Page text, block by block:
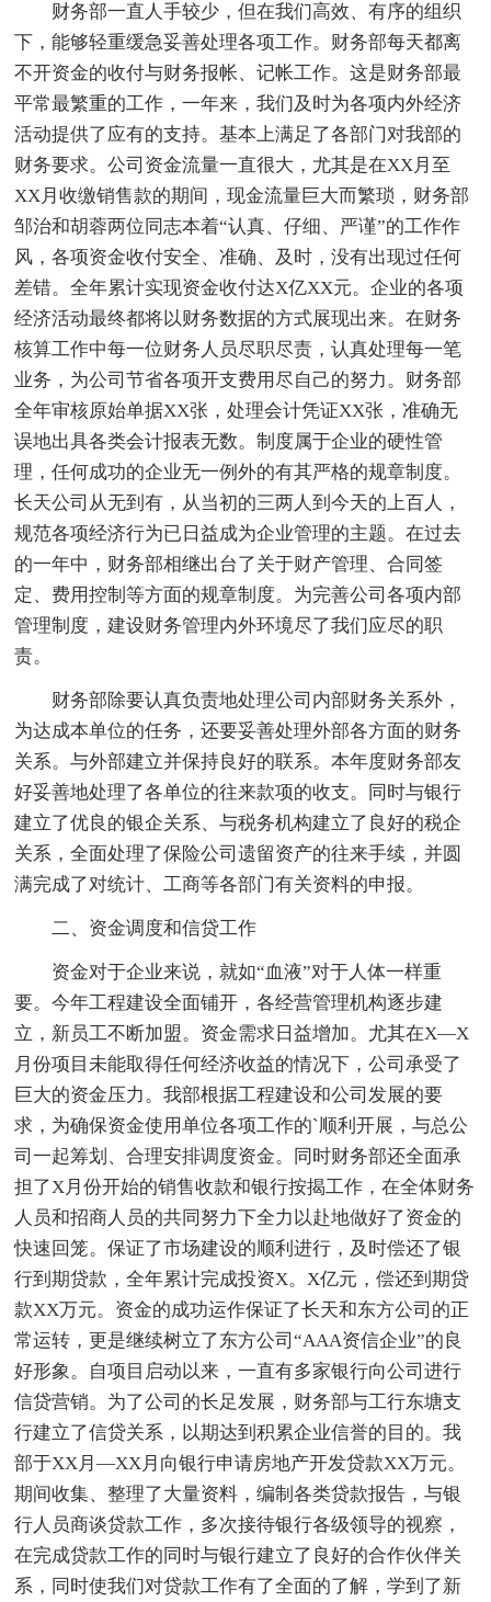
财务部一直人手较少，但在我们高效、有序的组织
下，能够轻重缓急妥善处理各项工作。财务部每天都离
不开资金的收付与财务报帐、记帐工作。这是财务部最
平常最繁重的工作，一年来，我们及时为各项内外经济
活动提供了应有的支持。基本上满足了各部门对我部的
财务要求。公司资金流量一直很大，尤其是在XX月至
XX月收缴销售款的期间，现金流量巨大而繁琐，财务部
邹治和胡蓉两位同志本着“认真、仔细、严谨”的工作作
风，各项资金收付安全、准确、及时，没有出现过任何
差错。全年累计实现资金收付达X亿XX元。企业的各项
经济活动最终都将以财务数据的方式展现出来。在财务
核算工作中每一位财务人员尽职尽责，认真处理每一笔
业务，为公司节省各项开支费用尽自己的努力。财务部
全年审核原始单据XX张，处理会计凭证XX张，准确无
误地出具各类会计报表无数。制度属于企业的硬性管
理，任何成功的企业无一例外的有其严格的规章制度。
长天公司从无到有，从当初的三两人到今天的上百人，
规范各项经济行为已日益成为企业管理的主题。在过去
的一年中，财务部相继出台了关于财产管理、合同签
定、费用控制等方面的规章制度。为完善公司各项内部
管理制度，建设财务管理内外环境尽了我们应尽的职
责。
财务部除要认真负责地处理公司内部财务关系外，
为达成本单位的任务，还要妥善处理外部各方面的财务
关系。与外部建立并保持良好的联系。本年度财务部友
好妥善地处理了各单位的往来款项的收支。同时与银行
建立了优良的银企关系、与税务机构建立了良好的税企
关系，全面处理了保险公司遗留资产的往来手续，并圆
满完成了对统计、工商等各部门有关资料的申报。
二、资金调度和信贷工作
资金对于企业来说，就如“血液”对于人体一样重
要。今年工程建设全面铺开，各经营管理机构逐步建
立，新员工不断加盟。资金需求日益增加。尤其在X—X
月份项目未能取得任何经济收益的情况下，公司承受了
巨大的资金压力。我部根据工程建设和公司发展的要
求，为确保资金使用单位各项工作的`顺利开展，与总公
司一起筹划、合理安排调度资金。同时财务部还全面承
担了X月份开始的销售收款和银行按揭工作，在全体财务
人员和招商人员的共同努力下全力以赴地做好了资金的
快速回笼。保证了市场建设的顺利进行，及时偿还了银
行到期贷款，全年累计完成投资X。X亿元，偿还到期贷
款XX万元。资金的成功运作保证了长天和东方公司的正
常运转，更是继续树立了东方公司“AAA资信企业”的良
好形象。自项目启动以来，一直有多家银行向公司进行
信贷营销。为了公司的长足发展，财务部与工行东塘支
行建立了信贷关系，以期达到积累企业信誉的目的。我
部于XX月—XX月向银行申请房地产开发贷款XX万元。
期间收集、整理了大量资料，编制各类贷款报告，与银
行人员商谈贷款工作，多次接待银行各级领导的视察，
在完成贷款工作的同时与银行建立了良好的合作伙伴关
系，同时使我们对贷款工作有了全面的了解，学到了新